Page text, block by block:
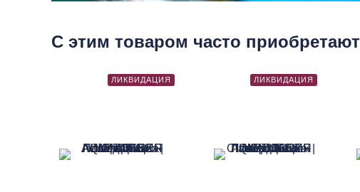
С этим товаром часто приобретают
ЛИКВИДАЦИЯ ЛИКВИДАЦИЯ